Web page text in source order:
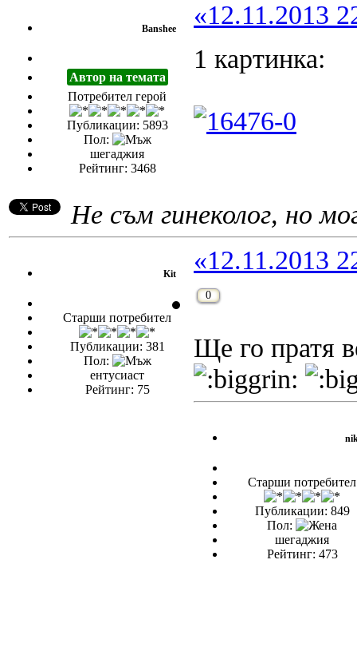
Banshee
Автор на темата
Потребител герой
Публикации: 5893
Пол:
шегаджия
Рейтинг: 3468
«12.11.2013
1 картинка:
Не съм гинеколог, но
Kit
Старши потребител
Публикации: 381
Пол:
ентусиаст
Рейтинг: 75
«12.11.2013
0
Ще го пратя
Старши потребител
Публикации: 849
Пол:
шегаджия
Рейтинг: 473